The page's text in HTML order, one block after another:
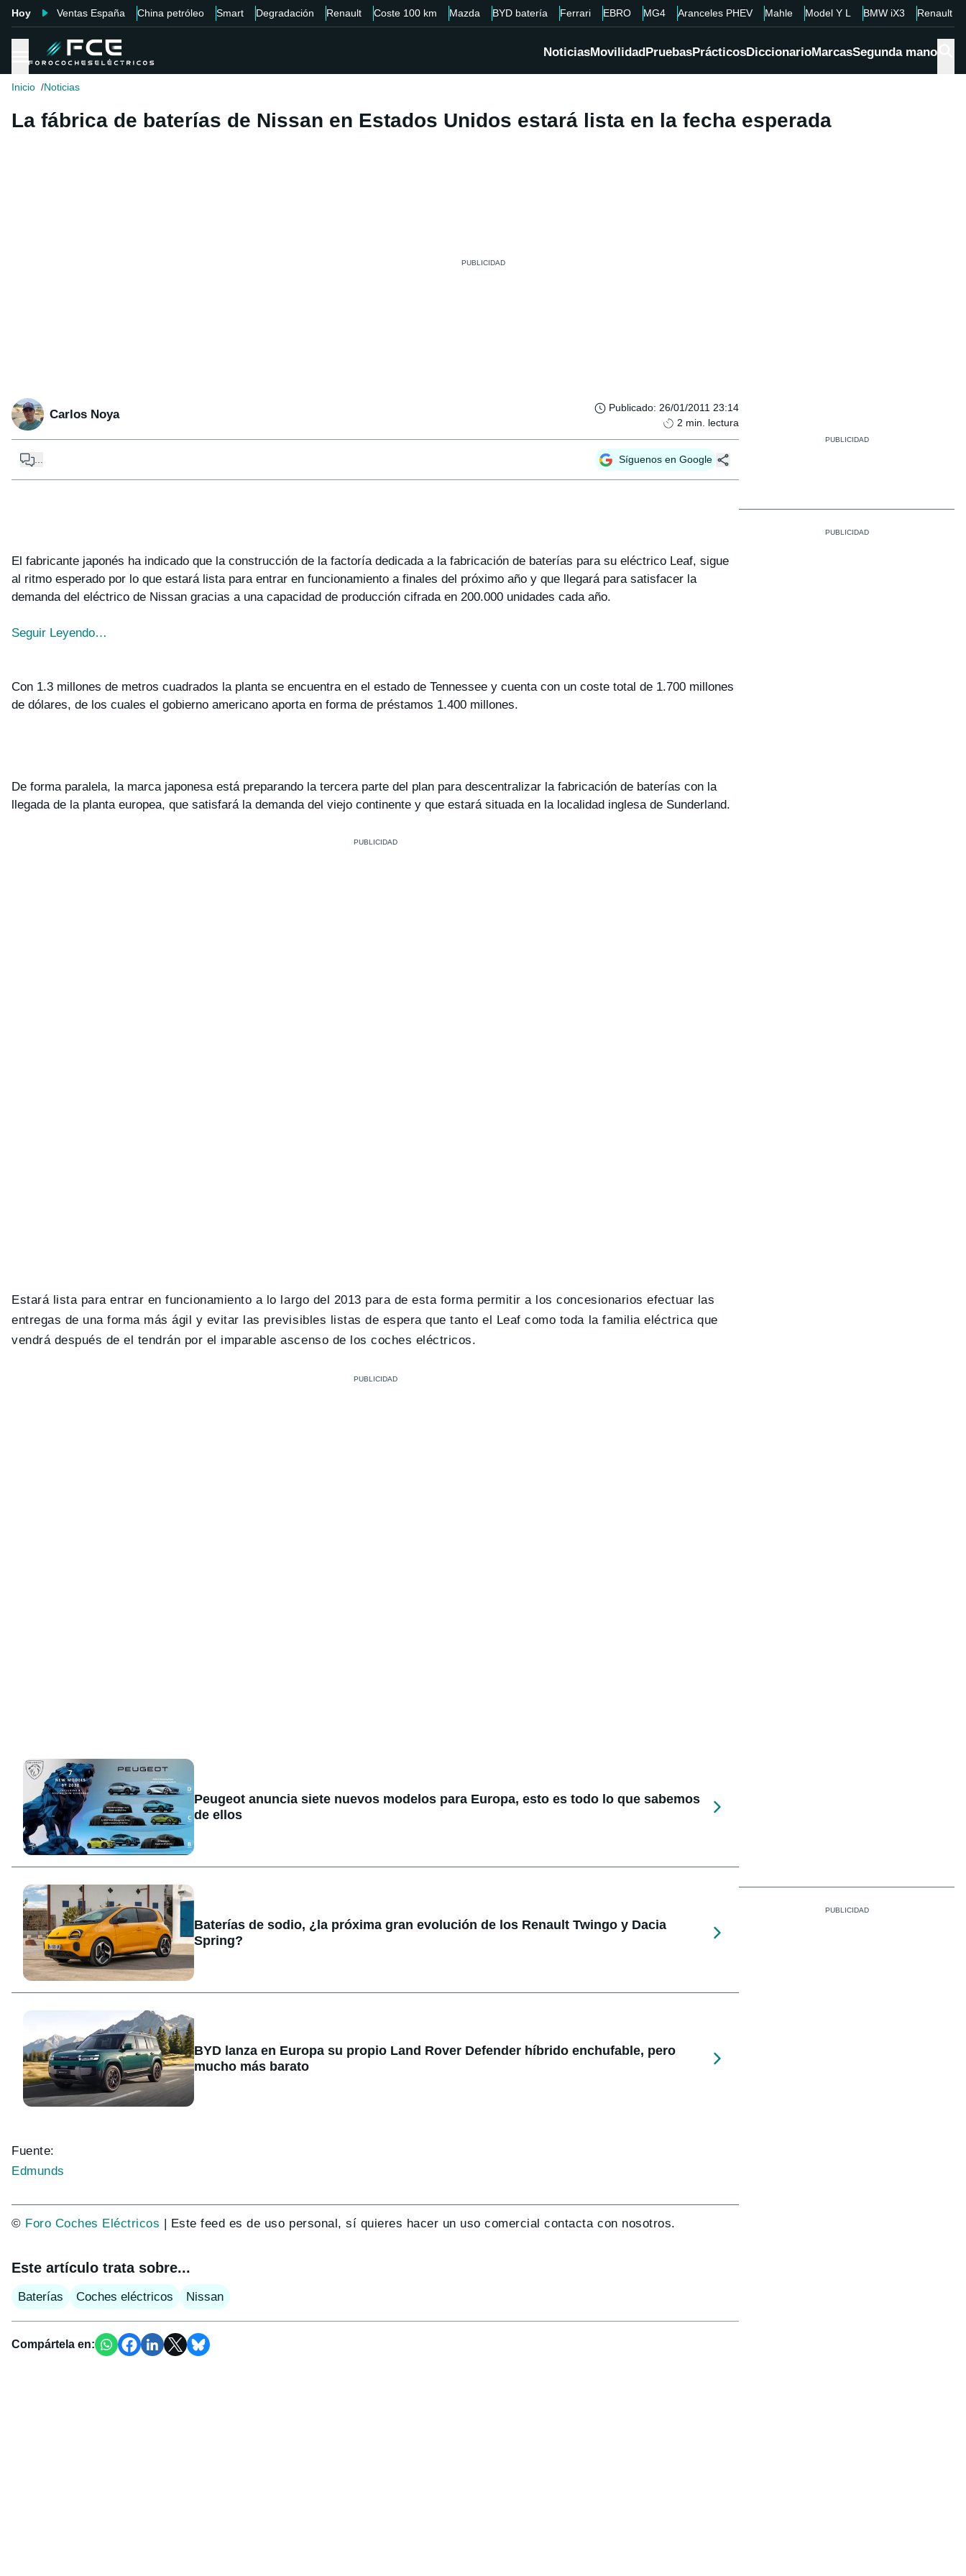
Hoy Ventas España China petróleo Smart Degradación Renault Coste 100 km Mazda BYD batería Ferrari EBRO MG4 Aranceles PHEV Mahle Model Y L BMW iX3 Renault
NoticiasMovilidadPruebasPrácticosDiccionarioMarcasSegunda mano
Inicio Noticias
La fábrica de baterías de Nissan en Estados Unidos estará lista en la fecha esperada
Carlos Noya Publicado: 26/01/2011 23:14
2 min. lectura
Síguenos en Google
El fabricante japonés ha indicado que la construcción de la factoría dedicada a la fabricación de baterías para su eléctrico Leaf, sigue
al ritmo esperado por lo que estará lista para entrar en funcionamiento a finales del próximo año y que llegará para satisfacer la
demanda del eléctrico de Nissan gracias a una capacidad de producción cifrada en 200.000 unidades cada año.
Seguir Leyendo…
Con 1.3 millones de metros cuadrados la planta se encuentra en el estado de Tennessee y cuenta con un coste total de 1.700 millones
de dólares, de los cuales el gobierno americano aporta en forma de préstamos 1.400 millones.
De forma paralela, la marca japonesa está preparando la tercera parte del plan para descentralizar la fabricación de baterías con la
llegada de la planta europea, que satisfará la demanda del viejo continente y que estará situada en la localidad inglesa de Sunderland.
Estará lista para entrar en funcionamiento a lo largo del 2013 para de esta forma permitir a los concesionarios efectuar las
entregas de una forma más ágil y evitar las previsibles listas de espera que tanto el Leaf como toda la familia eléctrica que
vendrá después de el tendrán por el imparable ascenso de los coches eléctricos.
Peugeot anuncia siete nuevos modelos para Europa, esto es todo lo que sabemos
de ellos
Baterías de sodio, ¿la próxima gran evolución de los Renault Twingo y Dacia
Spring?
BYD lanza en Europa su propio Land Rover Defender híbrido enchufable, pero
mucho más barato
Fuente:
Edmunds
© Foro Coches Eléctricos | Este feed es de uso personal, sí quieres hacer un uso comercial contacta con nosotros.
Este artículo trata sobre...
Baterías Coches eléctricos Nissan
Compártela en: